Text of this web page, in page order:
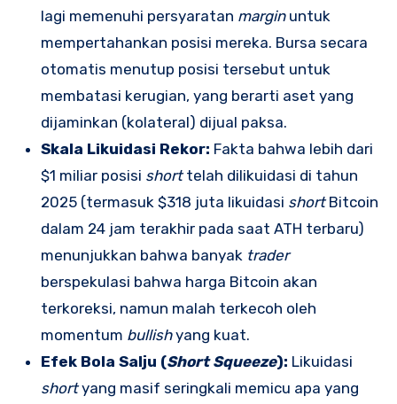
lagi memenuhi persyaratan marginuntuk
mempertahankan posisi mereka. Bursa secara
otomatis menutup posisi tersebut untuk
membatasi kerugian, yang berarti aset yang
dijaminkan (kolateral) dijual paksa.
Skala Likuidasi Rekor: Fakta bahwa lebih dari
$1 miliar posisi shorttelah dilikuidasi di tahun
2025 (termasuk $318 juta likuidasi shortBitcoin
dalam 24 jam terakhir pada saat ATH terbaru)
menunjukkan bahwa banyak trader
berspekulasi bahwa harga Bitcoin akan
terkoreksi, namun malah terkecoh oleh
momentum bullishyang kuat.
Efek Bola Salju (Short Squeeze): Likuidasi
shortyang masif seringkali memicu apa yang